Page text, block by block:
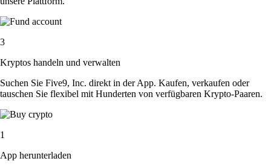
3
Kryptos handeln und verwalten
Suchen Sie Five9, Inc. direkt in der App. Kaufen, verkaufen oder
tauschen Sie flexibel mit Hunderten von verfügbaren Krypto-Paaren.
1
App herunterladen